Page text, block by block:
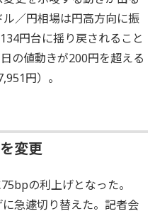
／円相場は円高方向に振
円台に揺り戻されること
の値動きが200円を超える
円）。
変更
の利上げとなった。
急遽切り替えた。記者会